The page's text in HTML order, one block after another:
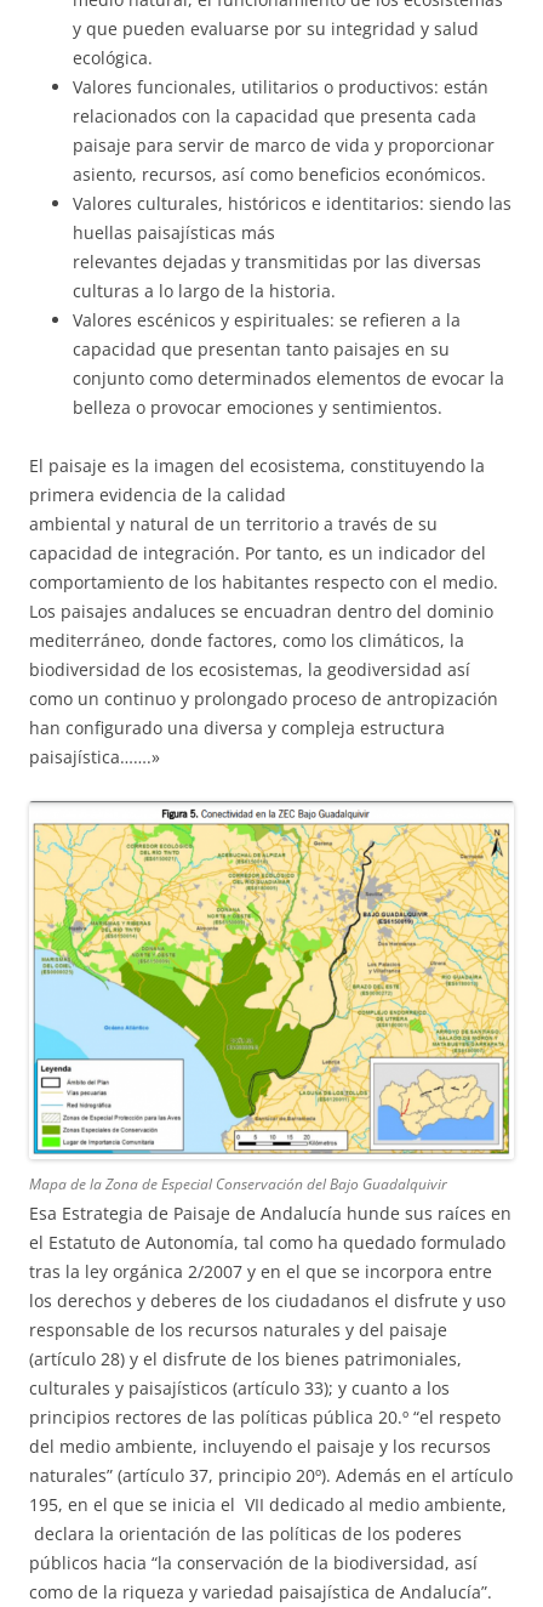
y que pueden evaluarse por su integridad y salud
ecológica.
Valores funcionales, utilitarios o productivos: están
relacionados con la capacidad que presenta cada
paisaje para servir de marco de vida y proporcionar
asiento, recursos, así como beneficios económicos.
Valores culturales, históricos e identitarios: siendo las
huellas paisajísticas más
relevantes dejadas y transmitidas por las diversas
culturas a lo largo de la historia.
Valores escénicos y espirituales: se refieren a la
capacidad que presentan tanto paisajes en su
conjunto como determinados elementos de evocar la
belleza o provocar emociones y sentimientos.
El paisaje es la imagen del ecosistema, constituyendo la
primera evidencia de la calidad
ambiental y natural de un territorio a través de su
capacidad de integración. Por tanto, es un indicador del
comportamiento de los habitantes respecto con el medio.
Los paisajes andaluces se encuadran dentro del dominio
mediterráneo, donde factores, como los climáticos, la
biodiversidad de los ecosistemas, la geodiversidad así
como un continuo y prolongado proceso de antropización
han configurado una diversa y compleja estructura
paisajística…….»
Mapa de la Zona de Especial Conservación del Bajo Guadalquivir
Esa Estrategia de Paisaje de Andalucía hunde sus raíces en
el Estatuto de Autonomía, tal como ha quedado formulado
tras la ley orgánica 2/2007 y en el que se incorpora entre
los derechos y deberes de los ciudadanos el disfrute y uso
responsable de los recursos naturales y del paisaje
(artículo 28) y el disfrute de los bienes patrimoniales,
culturales y paisajísticos (artículo 33); y cuanto a los
principios rectores de las políticas pública 20.º “el respeto
del medio ambiente, incluyendo el paisaje y los recursos
naturales” (artículo 37, principio 20º). Además en el artículo
195, en el que se inicia el VII dedicado al medio ambiente,
declara la orientación de las políticas de los poderes
públicos hacia “la conservación de la biodiversidad, así
como de la riqueza y variedad paisajística de Andalucía”.